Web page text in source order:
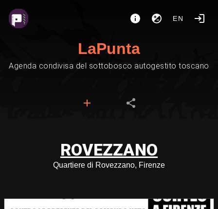
EN
LaPunta
Agenda condivisa del sottobosco autogestito toscano
ROVEZZANO
Quartiere di Rovezzano, Firenze